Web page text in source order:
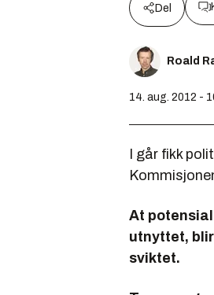
Del
Roald
14. aug. 2012 -
I går fikk
At
utnyttet,
sviktet.